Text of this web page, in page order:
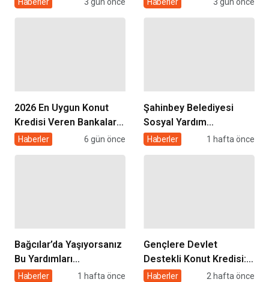
Haberler 3 gün önce Haberler 3 gün önce
2026 En Uygun Konut
Kredisi Veren Bankalar
ve Faiz Oranları
Haberler 6 gün önce
Şahinbey Belediyesi
Sosyal Yardım
Başvurusu 2026: Kimler
Haberler 1 hafta önce
Bağcılar’da Yaşıyorsanız
Bu Yardımları
Alabilirsiniz: Başvuru
Haberler 1 hafta önce
Gençlere Devlet
Destekli Konut Kredisi: 3
Yıl Geri Ödemesiz, 5 Yıl
Haberler 2 hafta önce